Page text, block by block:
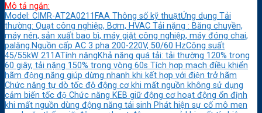
Mô tả ngắn:
Model: CIMR-AT2A0211FAA Thông số kỹ thuậtỨng dụng Tải
thường: Quạt công nghiệp, Bơm, HVAC Tải nặng : Băng chuyền,
máy nén, sản xuất bao bì, máy giặt công nghiệp, máy đóng chai,
palăng.Nguồn cấp AC 3 pha 200-220V, 50/60 HzCông suất
45/55kW 211ATính năngKhả năng quá tải: tải thường 120% trong
60 giây, tải nặng 150% trong vòng 60s Tích hợp mạch điều khiển
hãm động năng giúp dừng nhanh khi kết hợp với điện trở hãm
Chức năng tự dò tốc độ động cơ khi mất nguồn không sử dụng
cảm biến tốc độ Chức năng KEB giữ động cơ hoạt động ổn định
khi mất nguồn dùng động năng tái sinh Phát hiện sự cố mô men